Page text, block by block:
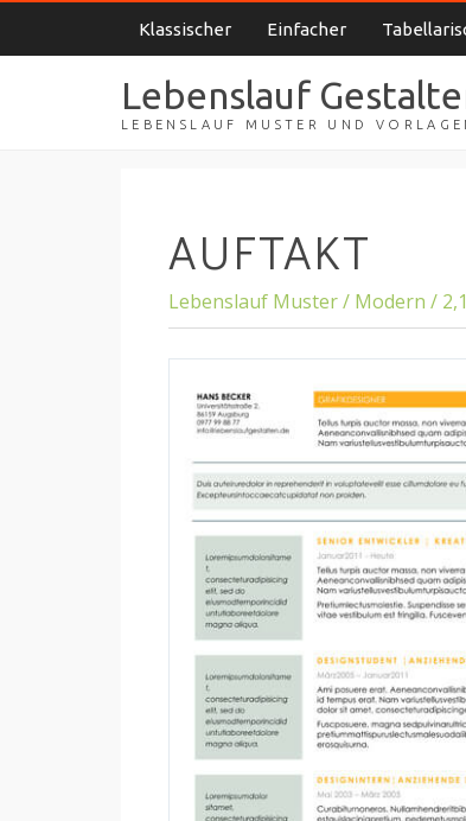
Klassischer Einfacher
Lebenslauf
LEBENSLAUF MUSTER UND
AUFTAKT
Lebenslauf Muster / Modern /